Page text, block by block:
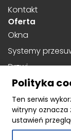
Polityka
Ten serwis
witryny oznacza
ustawień
Kontakt
Oferta
Okna
Systemy
Drzwi
Drzwi
Social media
Facebook
Instagram